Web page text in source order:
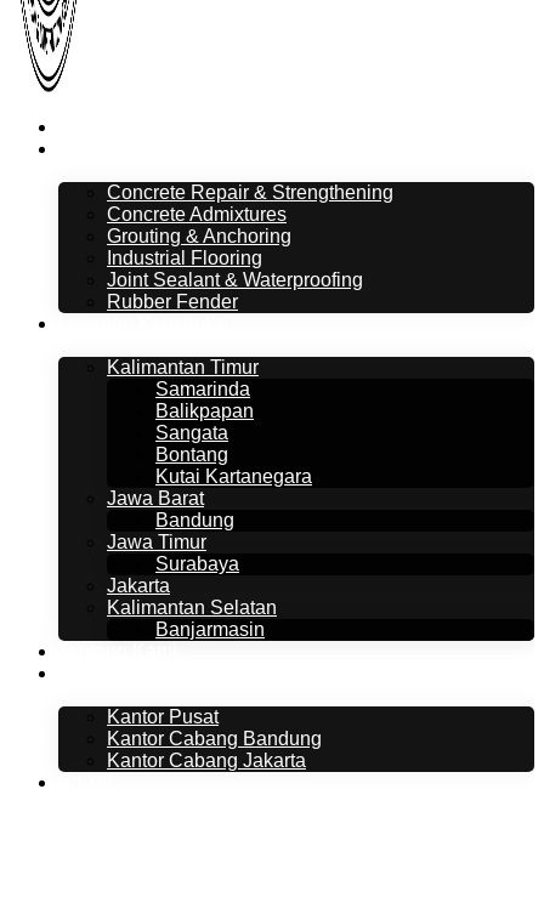
Concrete Repair & Strengthening
Concrete Admixtures
Grouting & Anchoring
Industrial Flooring
Joint Sealant & Waterproofing
Rubber Fender
Kalimantan Timur
Samarinda
Balikpapan
Sangata
Bontang
Kutai Kartanegara
Jawa Barat
Bandung
Jawa Timur
Surabaya
Jakarta
Kalimantan Selatan
Banjarmasin
Kantor Pusat
Kantor Cabang Bandung
Kantor Cabang Jakarta